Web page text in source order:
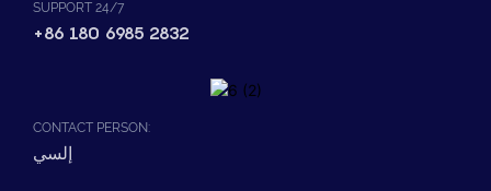
SUPPORT 24/7
+86 180 6985 2832
CONTACT PERSON:
إلسي